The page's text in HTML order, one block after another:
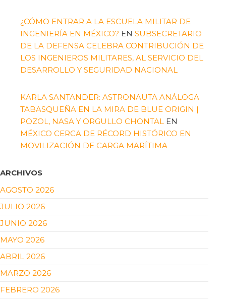
¿CÓMO ENTRAR A LA ESCUELA MILITAR DE
INGENIERÍA EN MÉXICO? EN SUBSECRETARIO
DE LA DEFENSA CELEBRA CONTRIBUCIÓN DE
LOS INGENIEROS MILITARES, AL SERVICIO DEL
DESARROLLO Y SEGURIDAD NACIONAL
KARLA SANTANDER: ASTRONAUTA ANÁLOGA
TABASQUEÑA EN LA MIRA DE BLUE ORIGIN |
POZOL, NASA Y ORGULLO CHONTAL EN
MÉXICO CERCA DE RÉCORD HISTÓRICO EN
MOVILIZACIÓN DE CARGA MARÍTIMA
ARCHIVOS
AGOSTO 2026
JULIO 2026
JUNIO 2026
MAYO 2026
ABRIL 2026
MARZO 2026
FEBRERO 2026